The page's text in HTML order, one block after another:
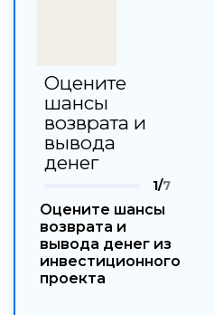
Оцените
шансы
возврата и
вывода
денег
1/7
Оцените шансы
возврата и
вывода денег из
инвестиционного
проекта